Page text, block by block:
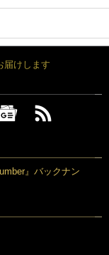
届けします
』バックナン